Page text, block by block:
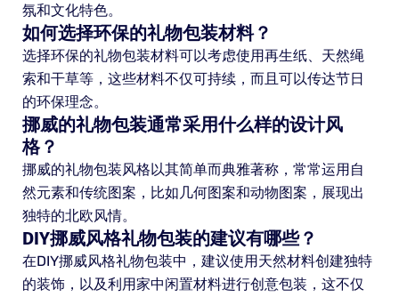
氛和文化特色。
如何选择环保的礼物包装材料？
选择环保的礼物包装材料可以考虑使用再生纸、天然绳
索和干草等，这些材料不仅可持续，而且可以传达节日
的环保理念。
挪威的礼物包装通常采用什么样的设计风
格？
挪威的礼物包装风格以其简单而典雅著称，常常运用自
然元素和传统图案，比如几何图案和动物图案，展现出
独特的北欧风情。
DIY挪威风格礼物包装的建议有哪些？
在DIY挪威风格礼物包装中，建议使用天然材料创建独特
的装饰，以及利用家中闲置材料进行创意包装，这不仅